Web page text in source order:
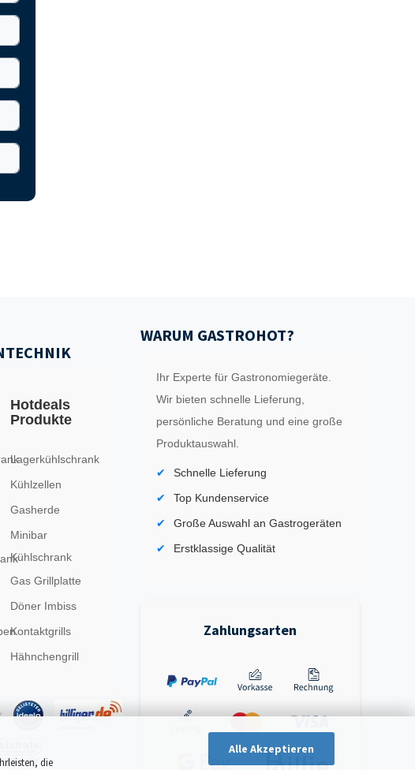
die
Alle Akzeptieren
Hotdeals
Produkte
Lagerkühlschrank
Kühlzellen
Gasherde
Minibar
Kühlschrank
Gas Grillplatte
Döner Imbiss
Kontaktgrills
Hähnchengrill
WARUM GASTROHOT?
Ihr Experte für Gastronomiegeräte.
Wir bieten schnelle Lieferung,
persönliche Beratung und eine große
Produktauswahl.
Schnelle Lieferung
Top Kundenservice
Große Auswahl an Gastrogeräten
Erstklassige Qualität
Zahlungsarten